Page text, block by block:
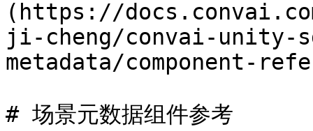
(https://
ji-cheng/convai-unity-
metadata/component-
# 场景元数据组件参考